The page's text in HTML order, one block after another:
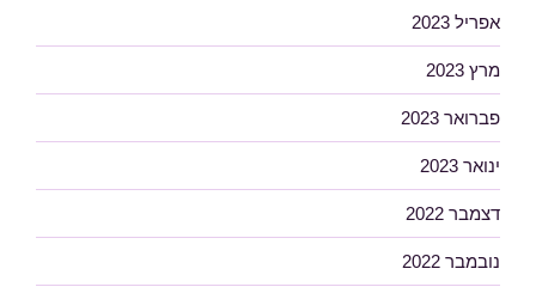
אפריל 2023
מרץ 2023
פברואר 2023
ינואר 2023
דצמבר 2022
נובמבר 2022